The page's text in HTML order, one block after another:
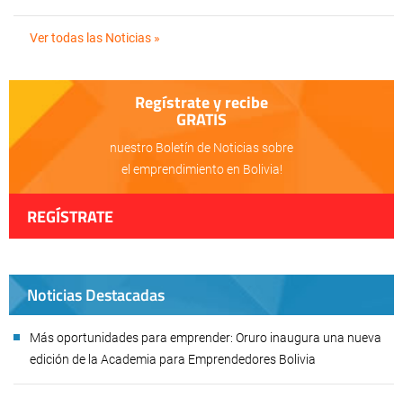
Ver todas las Noticias »
Regístrate y recibe
GRATIS
nuestro Boletín de Noticias sobre
el emprendimiento en Bolivia!
REGÍSTRATE
Noticias Destacadas
Más oportunidades para emprender: Oruro inaugura una nueva
edición de la Academia para Emprendedores Bolivia